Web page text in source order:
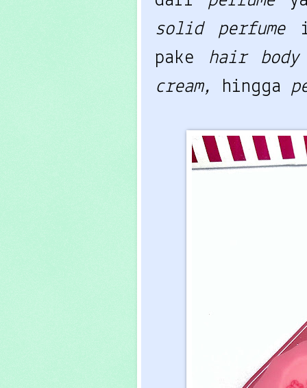
solid perfume
pake hair
cream, hingga